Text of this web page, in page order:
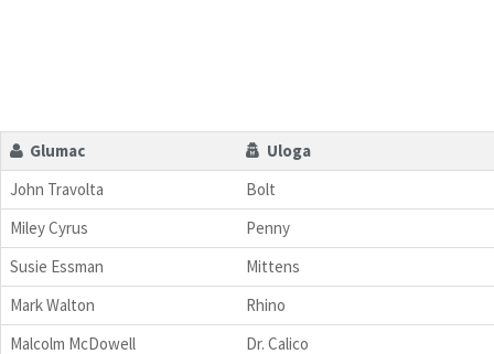
Glumac
Uloga
John Travolta
Bolt
Miley Cyrus
Penny
Susie Essman
Mittens
Mark Walton
Rhino
Malcolm McDowell
Dr. Calico